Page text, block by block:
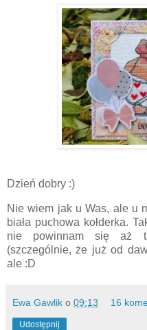
Dzień dobry :)
Nie wiem jak u Was, ale u
biała puchowa kołderka.
nie powinnam się aż
(szczególnie, że już od
ale :D
Ewa Gawlik o 09:13 16
Udostępnij